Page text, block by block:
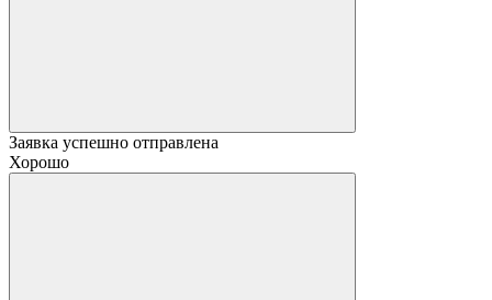
Заявка успешно отправлена
Хорошо